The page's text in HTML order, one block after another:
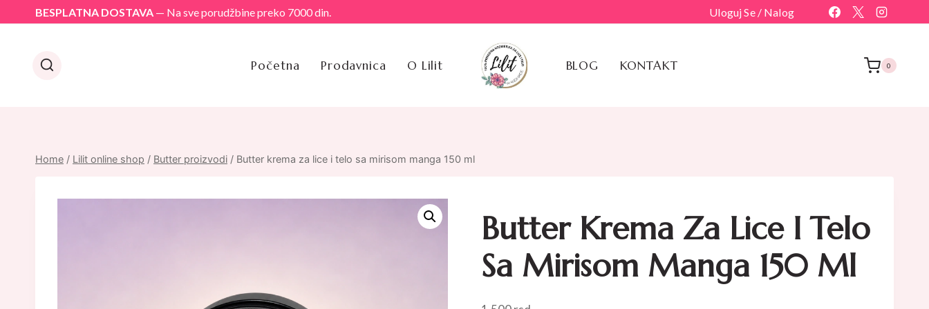
to
BESPLATNA DOSTAVA — Na sve porudžbine preko 7000 din. Uloguj Se / Nalog
Početna Prodavnica O Lilit BLOG KONTAKT 0
Home / Lilit online shop / Butter proizvodi / Butter krema za lice i telo sa mirisom manga 150 ml
Butter Krema Za Lice I Telo
Sa Mirisom Manga 150 Ml